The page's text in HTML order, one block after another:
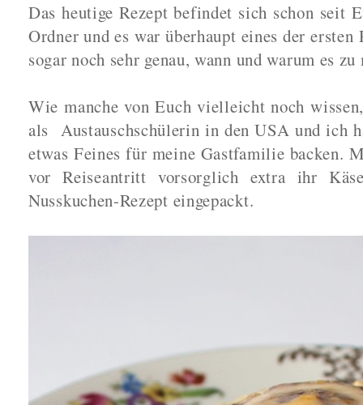
Das heutige Rezept befindet sich schon seit
Ordner und es war überhaupt eines der
sogar noch sehr genau, wann und warum es
Wie manche von Euch vielleicht noch
als Austauschschülerin in den USA und ich
etwas Feines für meine Gastfamilie backen.
vor Reiseantritt vorsorglich extra ihr
Nusskuchen-Rezept eingepackt.